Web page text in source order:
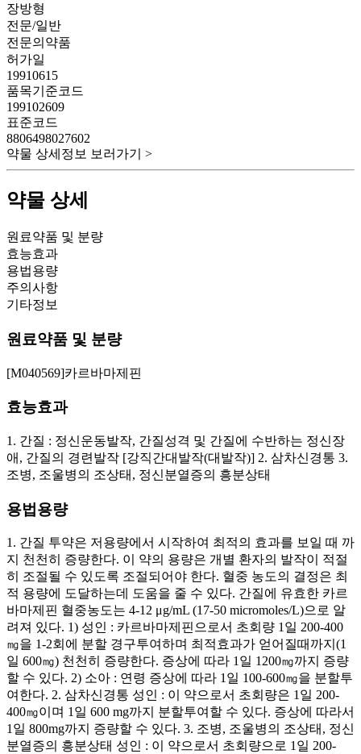
장방형
전문/일반
전문의약품
허가일
19910615
품목기준코드
199102609
표준코드
8806498027602
약물 상세정보 보러가기 >
약물 상세
원료약품 및 분량
효능효과
용법용량
주의사항
기타정보
원료약품 및 분량
[M040569]카르바마제핀
효능효과
1. 간질 : 정신운동발작, 간질성격 및 간질에 수반하는 정신장
애, 간질의 경련발작 [강직간대발작(대발작)] 2. 삼차신경통 3.
조병, 조울병의 조상태, 정신분열증의 흥분상태
용법용량
1. 간질 투약은 저용량에서 시작하여 최적의 효과를 보일 때 까
지 천천히 증량한다. 이 약의 용량은 개별 환자의 발작이 적절
히 조절될 수 있도록 조절되어야 한다. 혈중 농도의 결정은 최
적 용량에 도달하는데 도움을 줄 수 있다. 간질에 유효한 카르
바마제핀 혈중농도는 4-12 μg/mL (17-50 micromoles/L)으로 알
려져 있다. 1) 성인 : 카르바마제핀으로서 초회량 1일 200-400
㎎을 1-2회에 분할 경구투여하며 최적효과가 얻어질때까지(1
일 600㎎) 천천히 증량한다. 증상에 따라 1일 1200㎎까지 증량
할 수 있다. 2) 소아 : 연령 증상에 따라 1일 100-600㎎을 분할투
여한다. 2. 삼차신경통 성인 : 이 약으로서 초회량은 1일 200-
400㎎이며 1일 600 mg까지 분할투여할 수 있다. 증상에 따라서
1일 800mg까지 증량할 수 있다. 3. 조병, 조울병의 조상태, 정신
분열증의 흥분상태 성인 : 이 약으로서 초회량으로 1일 200-